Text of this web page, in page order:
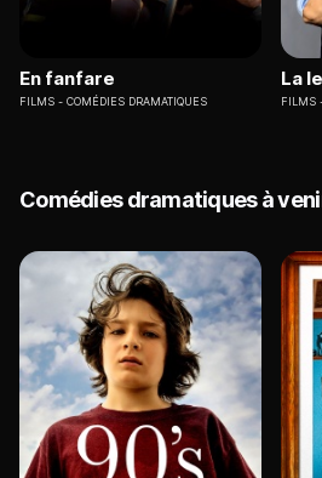
En fanfare
FILMS COMÉDIES DRAMATIQUES
La
FILMS
Comédies dramatiques à